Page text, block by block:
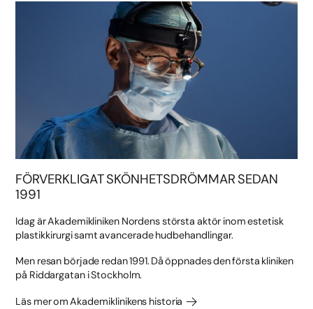
FÖRVERKLIGAT SKÖNHETSDRÖMMAR SEDAN
1991
Idag är Akademikliniken Nordens största aktör inom estetisk
plastikkirurgi samt avancerade hudbehandlingar.
Men resan började redan 1991. Då öppnades den första kliniken
på Riddargatan i Stockholm.
Läs mer om Akademiklinikens historia